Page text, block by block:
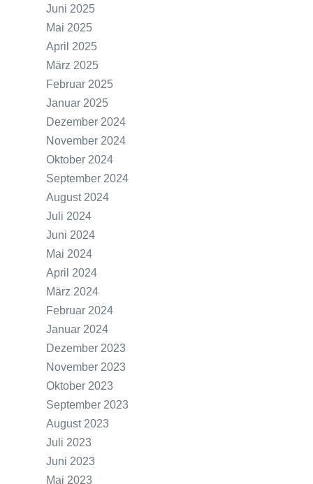
Juni 2025
Mai 2025
April 2025
März 2025
Februar 2025
Januar 2025
Dezember 2024
November 2024
Oktober 2024
September 2024
August 2024
Juli 2024
Juni 2024
Mai 2024
April 2024
März 2024
Februar 2024
Januar 2024
Dezember 2023
November 2023
Oktober 2023
September 2023
August 2023
Juli 2023
Juni 2023
Mai 2023